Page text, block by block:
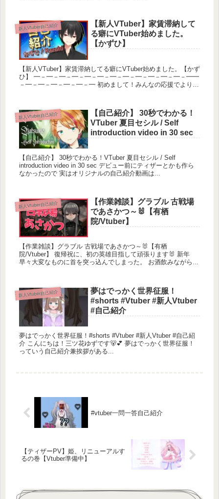
新人Vtuber自己紹介
【新人VTuber】家賃滞納して
る癖にVTuber始めました。
【かずひ】
【新人VTuber】家賃滞納してる癖にVTuber始めました。【かず
ひ】 ━－━－━－━－━－━－━－━－━－━－━－━－━━
－━－━－━－━－━－━ 初めまして！みんなの応援でより活
新人Vtuber自己紹介
【自己紹介】 30秒でわかる！
VTuber 夏目セシル / Self
introduction video in 30 sec
【自己紹介】 30秒でわかる！VTuber 夏目セシル / Self
introduction video in 30 sec デビュー前にティザーとかも作ら
なかったので 実はオリジナルの自己紹介動画は...
新人Vtuber自己紹介
【作業雑談】グラブル 古戦場
であさかつ～🐰【有栖
院/Vtuber】
【作業雑談】グラブル 古戦場であさかつ～🐰【有栖
院/Vtuber】 復帰祝に、初の英雄目指して頑張ります🐰 新年
早々大変なものに首を突っ込んでしまった。 お酒飲みながら...
新人Vtuber自己紹介
夢はでっかく世界征服！
#shorts #Vtuber #新人Vtuber
#自己紹介
夢はでっかく世界征服！#shorts #Vtuber #新人Vtuber #自己紹
介 こんにちは！三ツ花ゆずです🐻💕 夢はでっかく世界征服！
っていう自己紹介兼挨拶がある...
#vtuber一問一答自己紹介
【ティザーPV】姫、リニューアルす
るの巻【Vtuber準備中】